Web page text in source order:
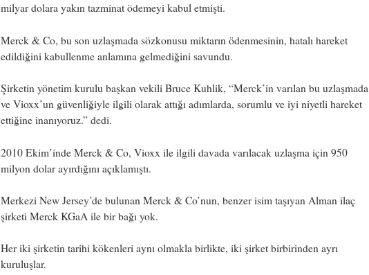
milyar dolara yakın tazminat ödemeyi kabul etmişti.
Merck & Co, bu son uzlaşmada sözkonusu miktarın ödenmesinin, hatalı hareket
edildiğini kabullenme anlamına gelmediğini savundu.
Şirketin yönetim kurulu başkan vekili Bruce Kuhlik, “Merck’in varılan bu uzlaşmada
ve Vioxx’un güvenliğiyle ilgili olarak attığı adımlarda, sorumlu ve iyi niyetli hareket
ettiğine inanıyoruz.” dedi.
2010 Ekim’inde Merck & Co, Vioxx ile ilgili davada varılacak uzlaşma için 950
milyon dolar ayırdığını açıklamıştı.
Merkezi New Jersey’de bulunan Merck & Co’nun, benzer isim taşıyan Alman ilaç
şirketi Merck KGaA ile bir bağı yok.
Her iki şirketin tarihi kökenleri aynı olmakla birlikte, iki şirket birbirinden ayrı
kuruluşlar.